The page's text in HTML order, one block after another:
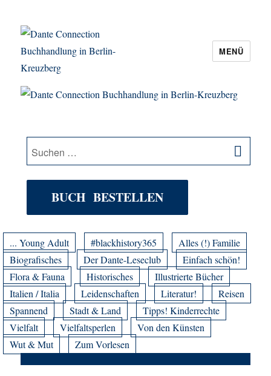
Dante Connection Buchhandlung in
MENÜ
Suche
nach:
BUCH BESTELLEN
... Young Adult #blackhistory365
Alles (!) Familie
Biografisches
Der Dante-Leseclub
Einfach schön!
Flora & Fauna
Historisches
Illustrierte Bücher
Italien / Italia
Leidenschaften Literatur!
Reisen
Spannend
Stadt & Land
Tipps! Kinderrechte
Vielfalt
Vielfaltsperlen
Von den Künsten
Wut & Mut
Zum Vorlesen